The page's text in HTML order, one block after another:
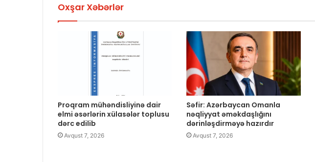
Oxşar Xəbərlər
Proqram mühəndisliyinə dair
elmi əsərlərin xülasələr toplusu
dərc edilib
Avqust 7, 2026
Səfir: Azərbaycan Omanla
nəqliyyat əməkdaşlığını
dərinləşdirməyə hazırdır
Avqust 7, 2026